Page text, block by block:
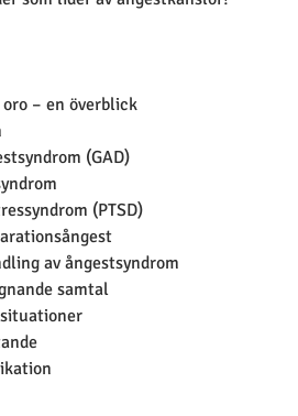
– en överblick
(GAD)
(PTSD)
av ångestsyndrom
samtal